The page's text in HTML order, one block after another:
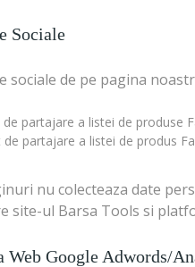
Sociale
sociale de pe pagina
de partajare a listei de produse
de partajare a listei de produs
nu colecteaza date
site-ul Barsa Tools si
Web Google Adwords/